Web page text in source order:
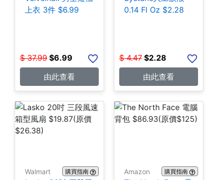
上衣 3件 $6.99
$ 37.99 $6.99
由此查看
0.14 Fl Oz $2.28
$ 4.47 $2.28
由此查看
Walmart 購買指南 Amazon 購買指南